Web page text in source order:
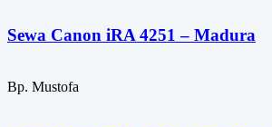
Sewa Canon iRA 4251 – Madura
Bp. Mustofa